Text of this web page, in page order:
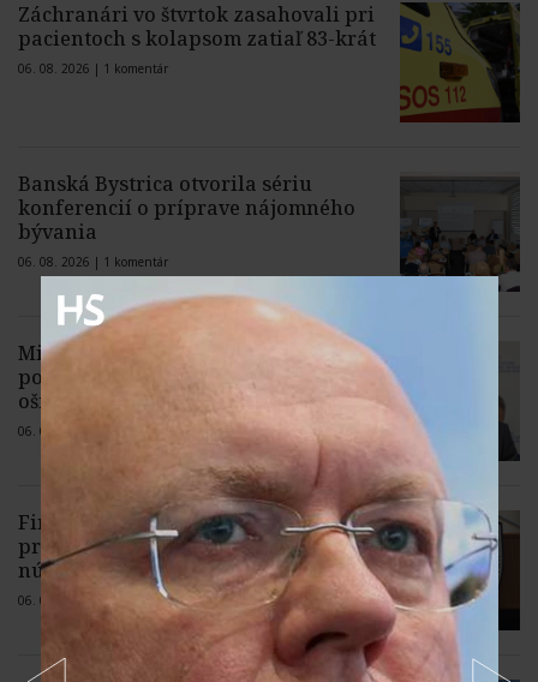
Záchranári vo štvrtok zasahovali pri
pacientoch s kolapsom zatiaľ 83-krát
06. 08. 2026 | 1 komentár
Banská Bystrica otvorila sériu
konferencií o príprave nájomného
bývania
06. 08. 2026 | 1 komentár
Milión eur na nové chladiace boxy
pomôže v boji proti africkému moru
ošípaných
06. 08. 2026 |
Finančná správa: Majetok, ktorý
prepadol štátu, môže pomôcť ľuďom v
núdzi
06. 08. 2026 | 3 komentáre